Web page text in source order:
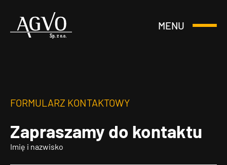
Header
MENU
Otwórz
FORMULARZ KONTAKTOWY
Zapraszamy do kontaktu